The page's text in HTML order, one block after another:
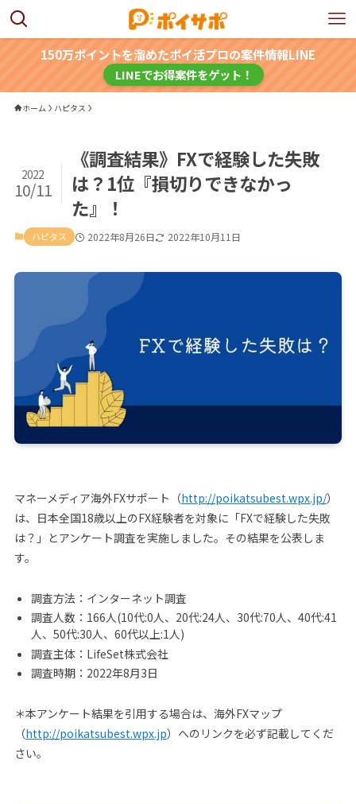
150万ポイントを溜めたポイ活プロの案件情報LINE
LINEでお得案件をゲット！
ホーム ハピタス
​《調査結果》FXで経験した失敗
は？1位『損切りできなかっ
た』！
2022
10/11
ハピタス 2022年8月26日 2022年10月11日
マネーメディア海外FXサポート（http://poikatsubest.wpx.jp/）
は、日本全国18歳以上のFX経験者を対象に「FXで経験した失敗
は？」とアンケート調査を実施しました。その結果を公表しま
す。
調査方法：インターネット調査
調査人数：166人(10代:0人、20代:24人、30代:70人、40代:41
人、50代:30人、60代以上:1人)
調査主体：LifeSet株式会社
調査時期：2022年8月3日
＊本アンケート結果を引用する場合は、海外FXマップ
（http://poikatsubest.wpx.jp）へのリンクを必ず記載してくだ
さい。